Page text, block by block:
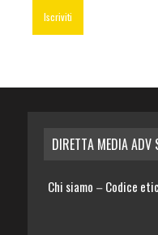
DIRETTA MEDIA
Chi siamo – Codice